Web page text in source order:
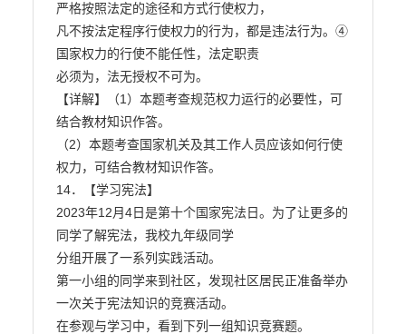
严格按照法定的途径和方式行使权力，
凡不按法定程序行使权力的行为，都是违法行为。④
国家权力的行使不能任性，法定职责
必须为，法无授权不可为。
【详解】（1）本题考查规范权力运行的必要性，可
结合教材知识作答。
（2）本题考查国家机关及其工作人员应该如何行使
权力，可结合教材知识作答。
14．【学习宪法】
2023年12月4日是第十个国家宪法日。为了让更多的
同学了解宪法，我校九年级同学
分组开展了一系列实践活动。
第一小组的同学来到社区，发现社区居民正准备举办
一次关于宪法知识的竞赛活动。
在参观与学习中，看到下列一组知识竞赛题。